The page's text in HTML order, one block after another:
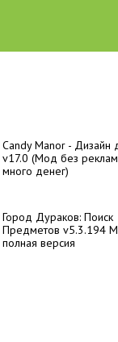
Candy Manor - Дизайн
v17.0 (Мод без
много денег)
Город Дураков: Поиск
Предметов v5.3.194
полная версия